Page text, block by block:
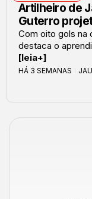
Artilheiro de
Guterro
Com oito gols na
destaca o
[leia+]
HÁ 3 SEMANAS